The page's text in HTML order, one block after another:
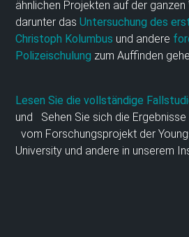
ähnlichen Projekten auf der
darunter dasUntersuchung des
Christoph Kolumbus und andere
Polizeischulung zum Auffinden
Lesen Sie die vollständige
und Sehen Sie sich die Ergebnisse
vom Forschungsprojekt der
University und andere in unserem